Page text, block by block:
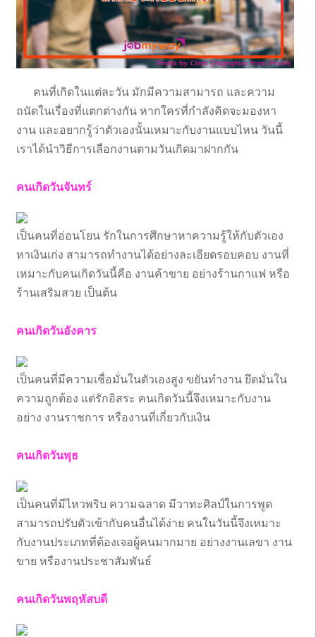
คนที่เกิดในแต่ละวัน มักมีความสามารถ และความ
ถนัดในเรื่องที่แตกต่างกัน หากใครที่กำลังคิดจะมองหา
งาน และอยากรู้ว่าตัวเองนั้นเหมาะกับงานแบบไหน วันนี้
เราได้นำวิธีการเลือกงานตามวันเกิดมาฝากกัน
คนเกิดวันจันทร์
เป็นคนที่อ่อนโยน รักในการศึกษาหาความรู้ให้กับตัวเอง
หาเงินเก่ง สามารถทำงานได้อย่างละเอียดรอบคอบ งานที่
เหมาะกับคนเกิดวันนี้คือ งานค้าขาย อย่างร้านกาแฟ หรือ
ร้านเสริมสวย เป็นต้น
คนเกิดวันอังคาร
เป็นคนที่มีความเชื่อมั่นในตัวเองสูง ขยันทำงาน ยึดมั่นใน
ความถูกต้อง แต่รักอิสระ คนเกิดวันนี้จึงเหมาะกับงาน
อย่าง งานราชการ หรืองานที่เกี่ยวกับเงิน
คนเกิดวันพุธ
เป็นคนที่มีไหวพริบ ความฉลาด มีวาทะศิลป์ในการพูด
สามารถปรับตัวเข้ากับคนอื่นได้ง่าย คนในวันนี้จึงเหมาะ
กับงานประเภทที่ต้องเจอผู้คนมากมาย อย่างงานเลขา งาน
ขาย หรืองานประชาสัมพันธ์
คนเกิดวันพฤหัสบดี